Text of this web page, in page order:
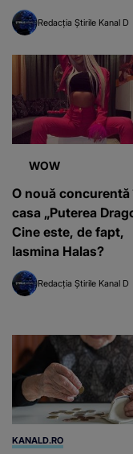
Redacția Știrile Kanal D
WOW
O nouă concurentă
casa „Puterea
Cine este, de fapt,
Iasmina Halas?
Redacția Știrile Kanal D
KANALD.RO